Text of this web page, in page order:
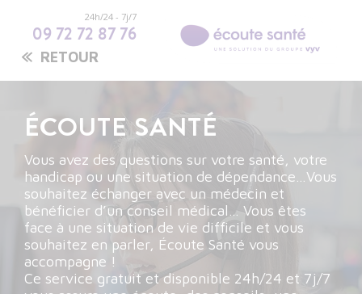
RETOUR
24h/24 - 7j/7
09 72 72 87 76
ÉCOUTE SANTÉ
Vous avez des questions sur votre santé, votre
handicap ou une situation de dépendance…Vous
souhaitez échanger avec un médecin et
bénéficier d’un conseil médical… Vous êtes
face à une situation de vie difficile et vous
souhaitez en parler, Écoute Santé vous
accompagne !
Ce service gratuit et disponible 24h/24 et 7j/7